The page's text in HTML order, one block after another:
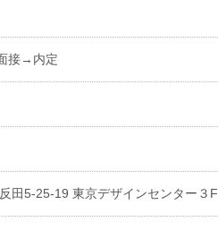
接→内定
田5-25-19 東京デザインセンター３F